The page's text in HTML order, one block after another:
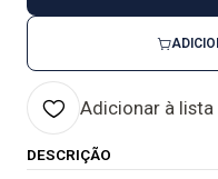
Adicionar à
DESCRIÇÃO